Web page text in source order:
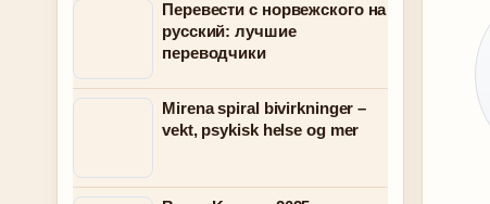
Перевести с норвежского на
русский: лучшие
переводчики
Mirena spiral bivirkninger –
vekt, psykisk helse og mer